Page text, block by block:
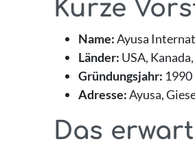
Kurze
Name:Ayusa
Länder: USA,
Gründungsjahr: 1990
Adresse:Ayusa,
Das